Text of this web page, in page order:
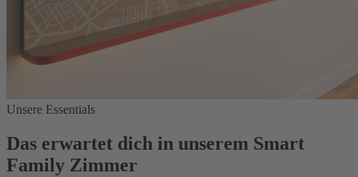
Unsere Essentials
Das erwartet dich in unserem Smart
Family Zimmer